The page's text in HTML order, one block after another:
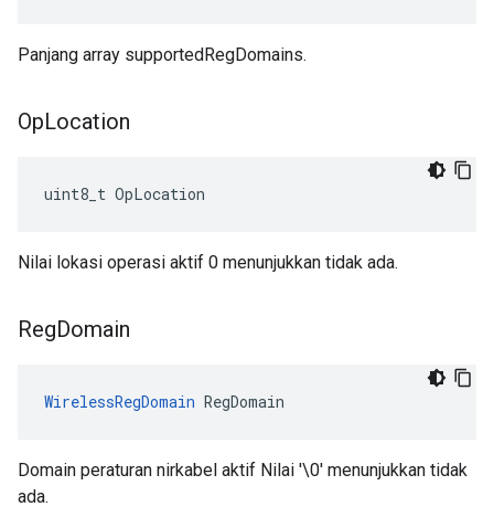
Panjang array supportedRegDomains.
OpLocation
uint8_t OpLocation
Nilai lokasi operasi aktif 0 menunjukkan tidak ada.
RegDomain
WirelessRegDomain RegDomain
Domain peraturan nirkabel aktif Nilai '\0' menunjukkan tidak
ada.